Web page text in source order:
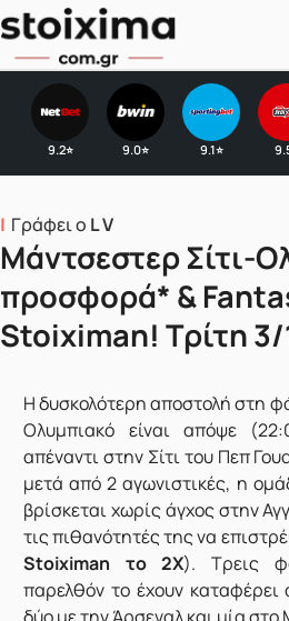
Skip to main content
9.2⭐ 9.0⭐ 9.1⭐
Γράφει ο L V
Μάντσεστερ Σίτι-
προσφορά* &
Stoiximan! Τρίτη 3/
Ηδυσκολότερη αποστολή στη
Ολυμπιακό είναι απόψε
απέναντι στην Σίτι του Πεπ
μετά από 2 αγωνιστικές, η
βρίσκεται χωρίς άγχος στην
τις πιθανότητές της να
Stoiximan το 2Χ). Τρεις
παρελθόν το έχουν καταφέρει